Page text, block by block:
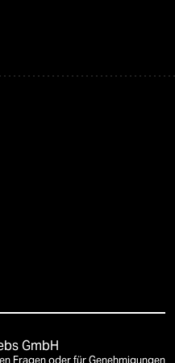
GmbH
Fragen oder für Genehmigungen